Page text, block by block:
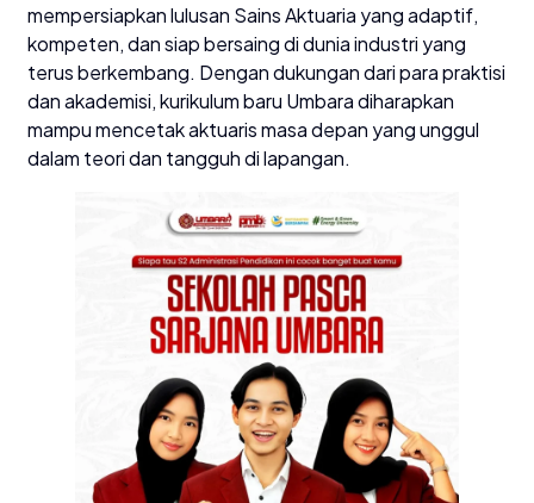
mempersiapkan lulusan Sains Aktuaria yang adaptif,
kompeten, dan siap bersaing di dunia industri yang
terus berkembang. Dengan dukungan dari para praktisi
dan akademisi, kurikulum baru Umbara diharapkan
mampu mencetak aktuaris masa depan yang unggul
dalam teori dan tangguh di lapangan.